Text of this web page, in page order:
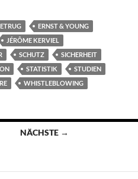
ERNST & YOUNG
JÉRÔME KERVIEL
SCHUTZ
SICHERHEIT
STATISTIK
STUDIEN
WHISTLEBLOWING
NÄCHSTE →